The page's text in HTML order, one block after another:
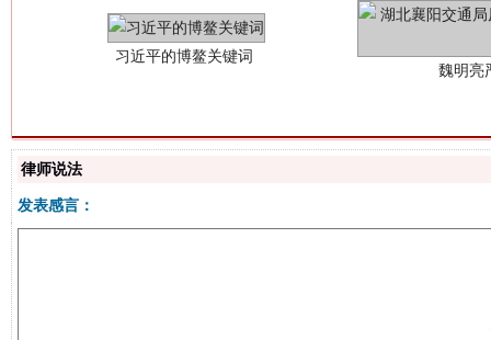
“刷贴”乱象丛生
律师说法
发表感言：